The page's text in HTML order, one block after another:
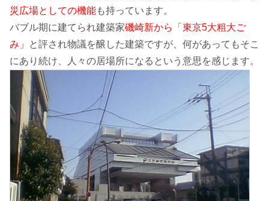
災広場としての機能も持っています。
バブル期に建てられ建築家磯崎新から「東京5大粗大ご
み」
と評され物議を醸した建築ですが、何があってもそこ
にあり続け、人々の居場所になるという意思を感じます。